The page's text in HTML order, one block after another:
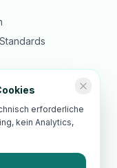
Standards
erforderliche
kein Analytics,